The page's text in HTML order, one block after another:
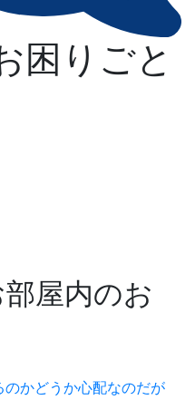
困りごと
屋内のお
かどうか心配なのだが